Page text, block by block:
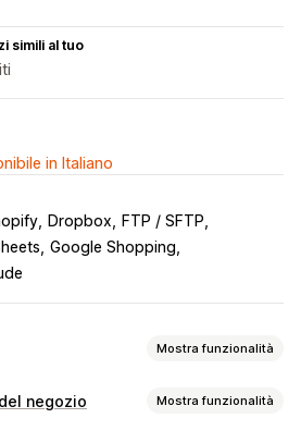
simili al tuo
in Italiano
Dropbox
FTP / SFTP
Google Shopping
Mostra funzionalità
negozio Mostra funzionalità